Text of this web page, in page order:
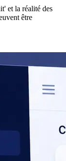
et la réalité des
être